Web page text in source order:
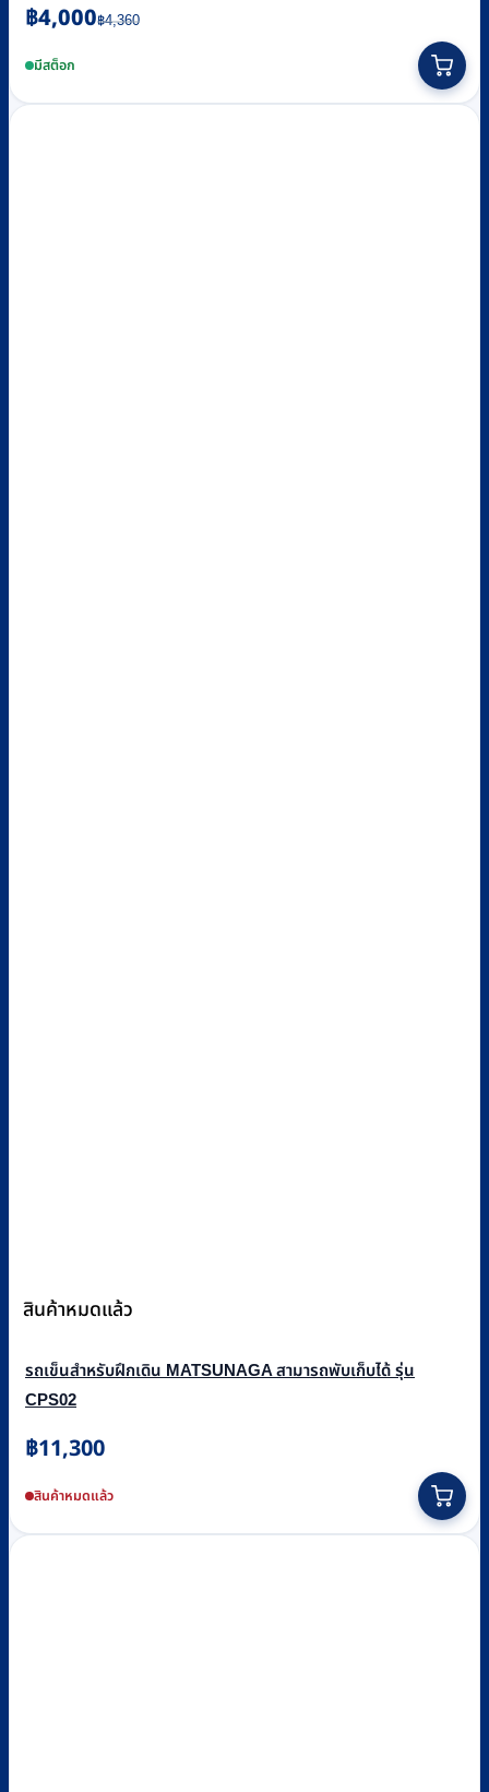
฿4,360
Original
price
was:
฿4,000
Current
price
is:มีสต็อก
สินค้าหมดแล้ว
รถเข็นสำหรับฝึกเดิน MATSUNAGA สามารถพับเก็บได้ รุ่น
CPS02
฿11,300
สินค้าหมดแล้ว